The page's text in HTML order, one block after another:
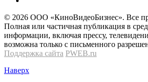
© 2026 OOО «КиноВидеоБизнес». Все
Полная или частичная публикация в
информации, включая прессу,
возможна только с письменного
Поддержка сайта PWEB.ru
Наверх